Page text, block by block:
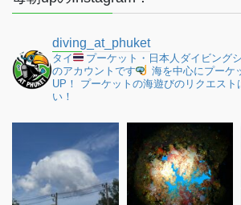
diving_at_phuket
タイ
プーケット・日本人ダイビング
のアカウントです
海を中心にプーケ
UP！
プーケットの海遊びのリクエスト
い！